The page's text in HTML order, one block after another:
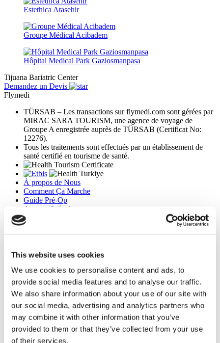
This website uses cookies
We use cookies to personalise content and ads, to
provide social media features and to analyse our traffic.
We also share information about your use of our site with
our social media, advertising and analytics partners who
may combine it with other information that you’ve
provided to them or that they’ve collected from your use
of their services.
Estethica Atasehir
Groupe Médical Acibadem
Hôpital Medical Park Gaziosmanpasa
Tijuana Bariatric Center
Demandez un Devis
Flymedi
TÜRSAB – Les transactions sur flymedi.com sont gérées par
MIRAC SARA TOURISM, une agence de voyage de
Groupe A enregistrée auprès de TÜRSAB (Certificat No:
12276).
Tous les traitements sont effectués par un établissement de
santé certifié en tourisme de santé.
À propos de Nous
Comment Ça Marche
Guide Pré-Op
Auteurs & évaluateurs
Flymedi Programme de Parrainage
Plans De Paiement
Carrières
Blog
Termes et conditions
Politique d'annulation
Ajoutez votre clinique